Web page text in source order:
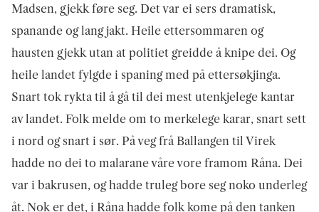
Madsen, gjekk føre seg. Det var ei sers dramatisk,
spanande og lang jakt. Heile ettersommaren og
hausten gjekk utan at politiet greidde å knipe dei. Og
heile landet fylgde i spaning med på etter­søkjinga.
Snart tok rykta til å gå til dei mest utenkjelege kantar
av landet. Folk melde om to merkelege karar, snart sett
i nord og snart i sør. På veg frå Ballangen til Virek
hadde no dei to malarane våre vore framom Råna. Dei
var i bakrusen, og hadde truleg bore seg noko underleg
åt. Nok er det, i Råna hadde folk kome på den tanken